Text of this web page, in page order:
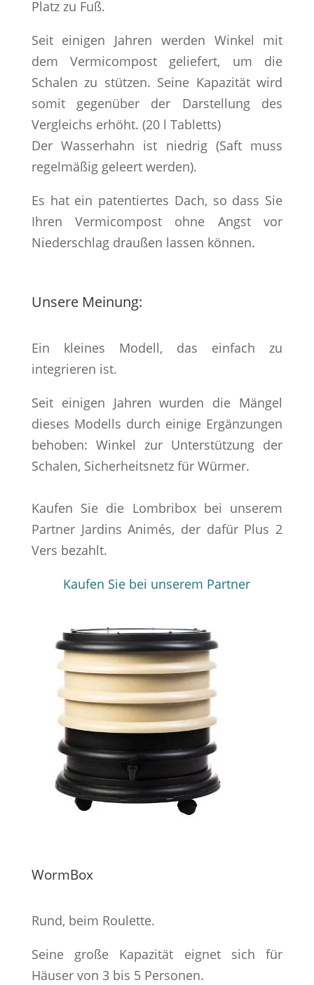
Platz zu Fuß.
Seit einigen Jahren werden Winkel mit
dem Vermicompost geliefert, um die
Schalen zu stützen. Seine Kapazität wird
somit gegenüber der Darstellung des
Vergleichs erhöht. (20 l Tabletts)
Der Wasserhahn ist niedrig (Saft muss
regelmäßig geleert werden).
Es hat ein patentiertes Dach, so dass Sie
Ihren Vermicompost ohne Angst vor
Niederschlag draußen lassen können.
Unsere Meinung:
Ein kleines Modell, das einfach zu
integrieren ist.
Seit einigen Jahren wurden die Mängel
dieses Modells durch einige Ergänzungen
behoben: Winkel zur Unterstützung der
Schalen, Sicherheitsnetz für Würmer.
Kaufen Sie die Lombribox bei unserem
Partner Jardins Animés, der dafür Plus 2
Vers bezahlt.
Kaufen Sie bei unserem Partner
WormBox
Rund, beim Roulette.
Seine große Kapazität eignet sich für
Häuser von 3 bis 5 Personen.